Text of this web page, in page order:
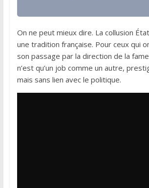
On ne peut mieux dire. La collusion
une tradition française. Pour ceux qui
son passage par la direction de la
n’est qu’un job comme un autre,
mais sans lien avec le politique.